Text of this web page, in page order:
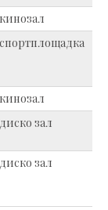
кинозал
спортплощадка
кинозал
диско зал
диско зал